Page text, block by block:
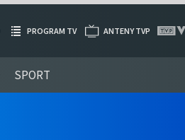
SPORT
PROGRAM TV ANTENY TVP